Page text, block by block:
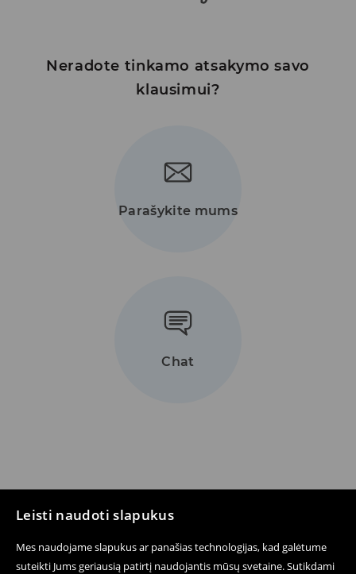
Leisti naudoti slapukus
Mes naudojame slapukus ar panašias technologijas, kad galėtume
suteikti Jums geriausią patirtį naudojantis mūsų svetaine. Sutikdami
Neradote tinkamo atsakymo savo
klausimui?
Parašykite mums
Chat
Sekite mus